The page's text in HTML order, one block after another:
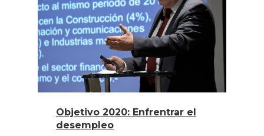
Objetivo 2020: Enfrentrar el
desempleo